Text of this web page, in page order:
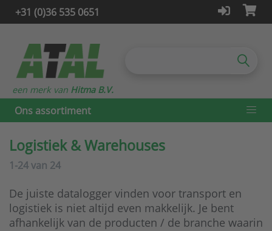
+31 (0)36 535 0651
Ons assortiment
een merk van Hitma B.V.
Logistiek & Warehouses
1-24van 24
De juiste datalogger vinden voor transport en
logistiek is niet altijd even makkelijk. Je bent
afhankelijk van de producten / de branche waarin